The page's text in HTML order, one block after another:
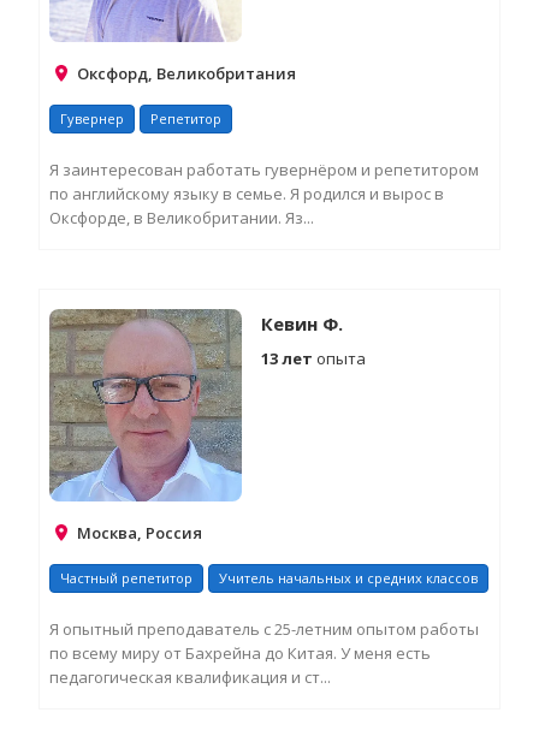
Оксфорд, Великобритания
Гувернер Репетитор
Я заинтересован работать гувернёром и репетитором
по английскому языку в семье. Я родился и вырос в
Оксфорде, в Великобритании. Яз...
Кевин Ф.
13 лет опыта
Москва, Россия
Частный репетитор Учитель начальных и средних классов
Я опытный преподаватель с 25-летним опытом работы
по всему миру от Бахрейна до Китая. У меня есть
педагогическая квалификация и ст...